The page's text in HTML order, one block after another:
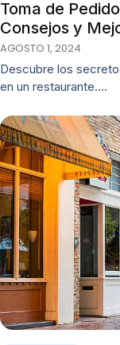
Toma de
Consejos y
AGOSTO 1, 2024
Descubre los
en un restaurante.…